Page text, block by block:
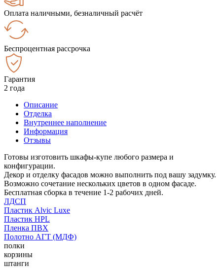
Оплата наличными, безналичный расчёт
Беспроцентная рассрочка
Гарантия
2 года
Описание
Отделка
Внутреннее наполнение
Информация
Отзывы
Готовы изготовить шкафы-купе любого размера и
конфигурации.
Декор и отделку фасадов можно выполнить под вашу задумку.
Возможно сочетание нескольких цветов в одном фасаде.
Бесплатная сборка в течение 1-2 рабочих дней.
ЛДСП
Пластик Alvic Luxe
Пластик HPL
Пленка ПВХ
Полотно АГТ (МДФ)
полки
корзины
штанги